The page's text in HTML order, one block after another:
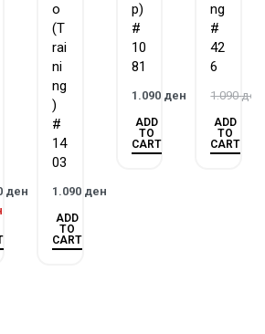
ден
o
(T
rai
ni
ng
)
#
14
03
1.090 ден
ADD
TO
CART
p)
#
10
81
1.090 ден
ADD
TO
CART
ng
#
42
6
1.090ден
ADD
TO
CART